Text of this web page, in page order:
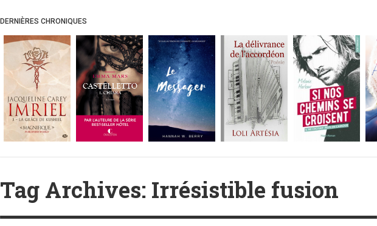
DERNIÈRES CHRONIQUES
Tag Archives: Irrésistible fusion